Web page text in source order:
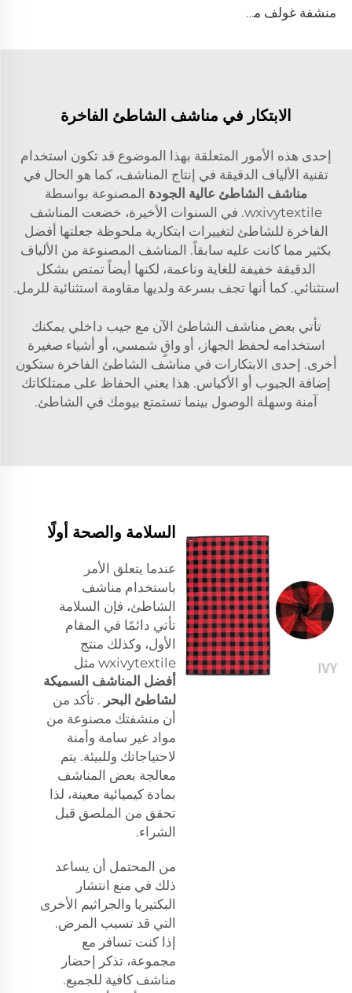
منشفة غولف مع حامل
الابتكار في مناشف الشاطئ الفاخرة
إحدى هذه الأمور المتعلقة بهذا الموضوع قد تكون استخدام
تقنية الألياف الدقيقة في إنتاج المناشف، كما هو الحال في
مناشف الشاطئ عالية الجودة المصنوعة بواسطة
wxivytextile. في السنوات الأخيرة، خضعت المناشف
الفاخرة للشاطئ لتغييرات ابتكارية ملحوظة جعلتها أفضل
بكثير مما كانت عليه سابقاً. المناشف المصنوعة من الألياف
الدقيقة خفيفة للغاية وناعمة، لكنها أيضاً تمتص بشكل
استثنائي. كما أنها تجف بسرعة ولديها مقاومة استثنائية للرمل.
تأتي بعض مناشف الشاطئ الآن مع جيب داخلي يمكنك
استخدامه لحفظ الجهاز، أو واقٍ شمسي، أو أشياء صغيرة
أخرى. إحدى الابتكارات في مناشف الشاطئ الفاخرة ستكون
إضافة الجيوب أو الأكياس. هذا يعني الحفاظ على ممتلكاتك
آمنة وسهلة الوصول بينما تستمتع بيومك في الشاطئ.
السلامة والصحة أولًا
عندما يتعلق الأمر
باستخدام مناشف
الشاطئ، فإن السلامة
تأتي دائمًا في المقام
الأول، وكذلك منتج
wxivytextile مثل
أفضل المناشف السميكة
لشاطئ البحر . تأكد من
أن منشفتك مصنوعة من
مواد غير سامة وأمنة
لاحتياجاتك وللبيئة. يتم
معالجة بعض المناشف
بمادة كيميائية معينة، لذا
تحقق من الملصق قبل
الشراء.
من المحتمل أن يساعد
ذلك في منع انتشار
البكتيريا والجراثيم الأخرى
التي قد تسبب المرض.
إذا كنت تسافر مع
مجموعة، تذكر إحضار
مناشف كافية للجميع.